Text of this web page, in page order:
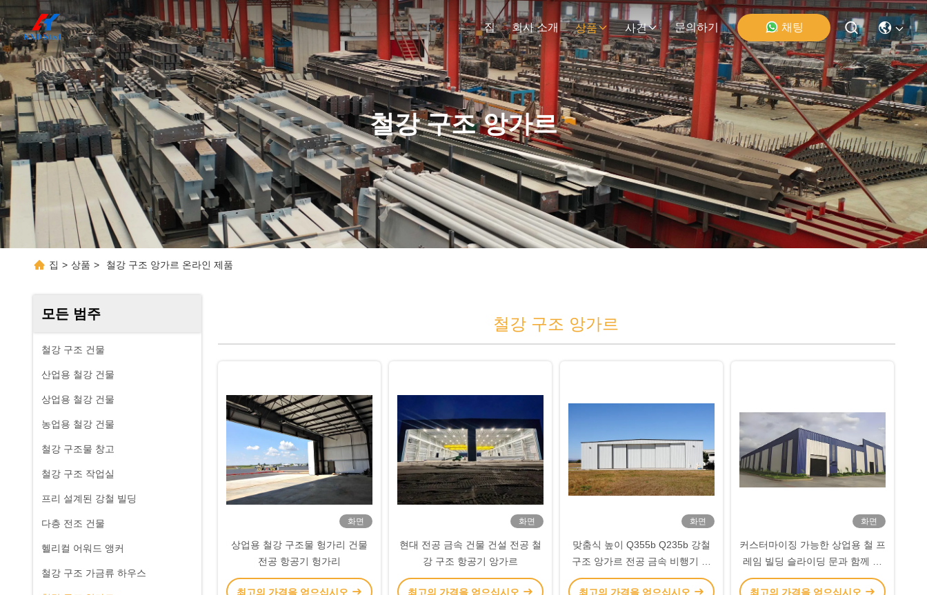
집 회사 소개 상품 사건 문의하기 채팅
철강 구조 앙가르
집 > 상품 > 철강 구조 앙가르 온라인 제품
모든 범주
철강 구조 건물
산업용 철강 건물
상업용 철강 건물
농업용 철강 건물
철강 구조물 창고
철강 구조 작업실
프리 설계된 강철 빌딩
다층 전조 건물
헬리컬 어워드 앵커
철강 구조 가금류 하우스
철강 구조 앙가르
화면
상업용 철강 구조물 헝가리 건물
전공 항공기 헝가리
최고의 가격을 얻으십시오
화면
현대 전공 금속 건물 건설 전공 철
강 구조 항공기 앙가르
최고의 가격을 얻으십시오
화면
맞춤식 높이 Q355b Q235b 강철
구조 앙가르 전공 금속 비행기 앙
가르
최고의 가격을 얻으십시오
화면
커스터마이징 가능한 상업용 철 프
레임 빌딩 슬라이딩 문과 함께 금
속 앙가르 빌딩
최고의 가격을 얻으십시오